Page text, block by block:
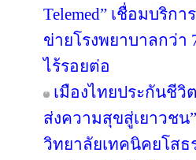
Telemed” เชื่อมบริ
ข่ายโรงพยาบาลกว่า
ไร้รอยต่อ
เมืองไทยประกันชีวิ
ส่งความสุขสู่เยาวชน
วิทยาลัยเทคนิคยโสธ